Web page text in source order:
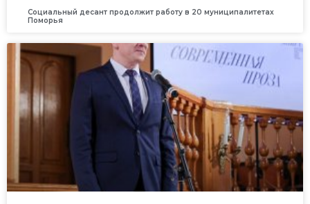
Социальный десант продолжит работу в 20 муниципалитетах
Поморья